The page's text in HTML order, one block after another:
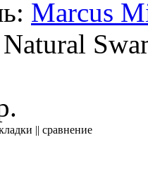
Marcus
|| сравнение